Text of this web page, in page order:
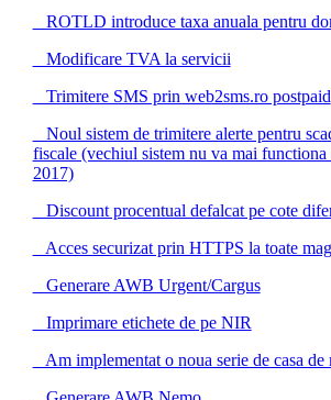
ROTLD introduce taxa anuala pentru
Modificare TVA la servicii
Trimitere SMS prin web2sms.ro postpaid
Noul sistem de trimitere alerte pentru
fiscale (vechiul sistem nu va mai functiona
2017)
Discount procentual defalcat pe cote
Acces securizat prin HTTPS la toate
Generare AWB Urgent/Cargus
Imprimare etichete de pe NIR
Am implementat o noua serie de casa de